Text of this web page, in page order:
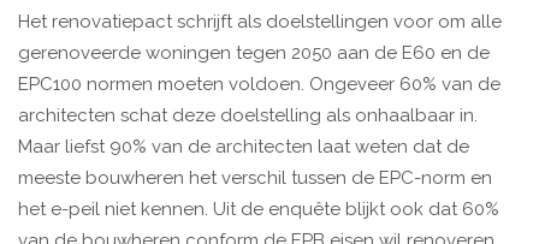
Het renovatiepact schrijft als doelstellingen voor om alle
gerenoveerde woningen tegen 2050 aan de E60 en de
EPC100 normen moeten voldoen. Ongeveer 60% van de
architecten schat deze doelstelling als onhaalbaar in.
Maar liefst 90% van de architecten laat weten dat de
meeste bouwheren het verschil tussen de EPC-norm en
het e-peil niet kennen. Uit de enquête blijkt ook dat 60%